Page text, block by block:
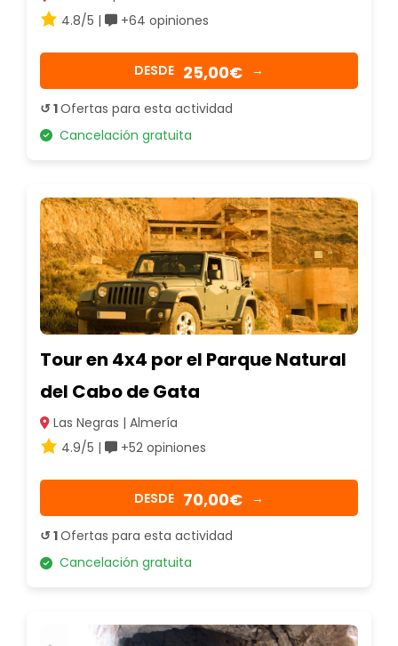
4.8/5 |
+64 opiniones
DESDE 25,00€ →
↺ 1Ofertas para esta actividad
Cancelación gratuita
Tour en 4x4 por el Parque Natural
del Cabo de Gata
Las Negras | Almería
4.9/5 |
+52 opiniones
DESDE 70,00€ →
↺ 1Ofertas para esta actividad
Cancelación gratuita